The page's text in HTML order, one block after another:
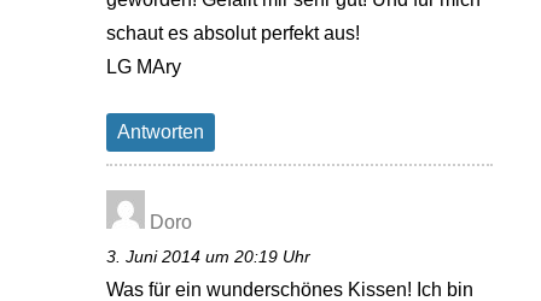
schaut es absolut perfekt aus!
LG MAry
Antworten
Doro
3. Juni 2014 um 20:19 Uhr
Was für ein wunderschönes Kissen! Ich bin